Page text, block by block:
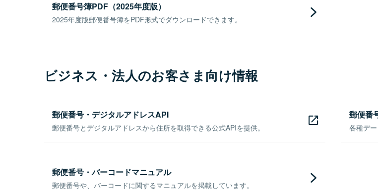
郵便番号簿PDF（2025年度版）
2025年度版郵便番号簿をPDF形式でダウンロードできます。
ビジネス・法人のお客さま向け情報
郵便番号・デジタルアドレスAPI
郵便番号とデジタルアドレスから住所を取得できる公式APIを提供。
郵便番
各種デ
郵便番号・バーコードマニュアル
郵便番号や、バーコードに関するマニュアルを掲載しています。